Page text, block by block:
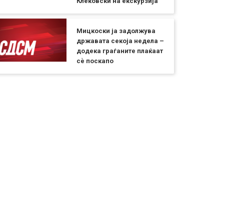
Мицкоски ја задолжува
државата секоја недела –
додека граѓаните плаќаат
сѐ поскапо